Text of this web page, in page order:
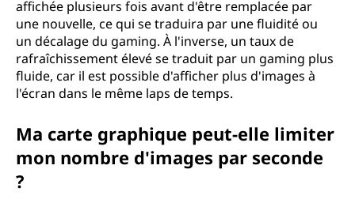
affichée plusieurs fois avant d'être remplacée par
une nouvelle, ce qui se traduira par une fluidité ou
un décalage du gaming. À l'inverse, un taux de
rafraîchissement élevé se traduit par un gaming plus
fluide, car il est possible d'afficher plus d'images à
l'écran dans le même laps de temps.
Ma carte graphique peut-elle limiter
mon nombre d'images par seconde
?